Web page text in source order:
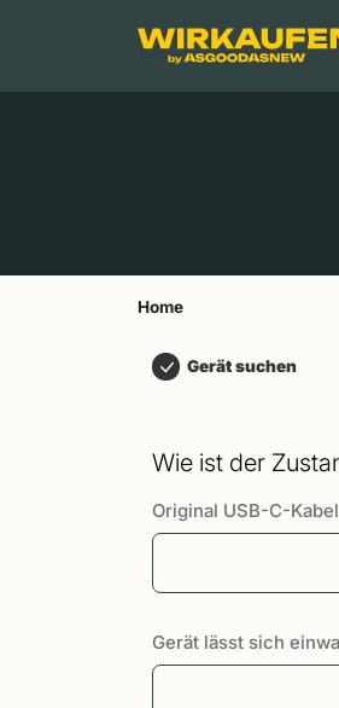
Home
Gerät suchen
Wie ist der
Original USB-C-
Gerät lässt sich